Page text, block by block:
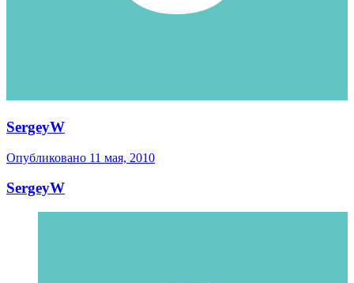
SergeyW
Опубликовано 11 мая, 2010
SergeyW